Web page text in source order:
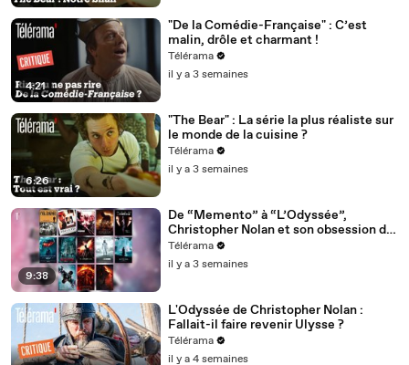
4:21
"De la Comédie-Française" : C’est
malin, drôle et charmant !
Télérama
il y a 3 semaines
6:26
"The Bear" : La série la plus réaliste sur
le monde de la cuisine ?
Télérama
il y a 3 semaines
9:38
De “Memento” à “L’Odyssée”,
Christopher Nolan et son obsession du
temps
Télérama
il y a 3 semaines
L'Odyssée de Christopher Nolan :
Fallait-il faire revenir Ulysse ?
Télérama
il y a 4 semaines